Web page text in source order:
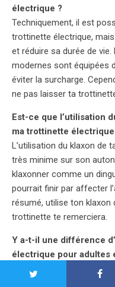
électrique ?
Techniquement, il est
trottinette électrique,
et réduire sa durée de
modernes sont équipées
éviter la surcharge.
ne pas laisser ta
Est-ce que l’utilisation
ma trottinette électrique
L’utilisation du klaxon de
très minime sur son
klaxonner comme un
pourrait finir par affecter
résumé, utilise ton klaxon
trottinette te remerciera.
Y a-t-il une différence
électrique pour adultes
En règle générale, les